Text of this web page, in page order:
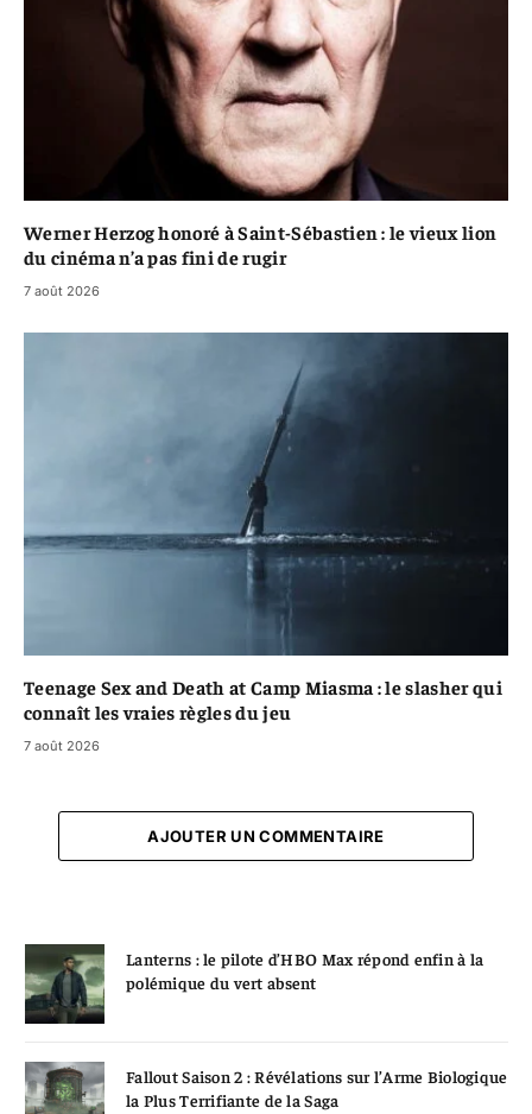
Werner Herzog honoré à Saint-Sébastien : le vieux lion
du cinéma n’a pas fini de rugir
7 août 2026
Teenage Sex and Death at Camp Miasma : le slasher qui
connaît les vraies règles du jeu
7 août 2026
AJOUTER UN COMMENTAIRE
Lanterns : le pilote d’HBO Max répond enfin à la
polémique du vert absent
Fallout Saison 2 : Révélations sur l’Arme Biologique
la Plus Terrifiante de la Saga